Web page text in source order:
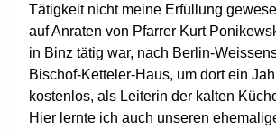
Tätigkeit nicht meine Erfüllung
auf Anraten von Pfarrer Kurt
in Binz tätig war, nach Berlin-
Bischof-Ketteler-Haus, um dort ein
kostenlos, als Leiterin der kalten
Hier lernte ich auch unseren